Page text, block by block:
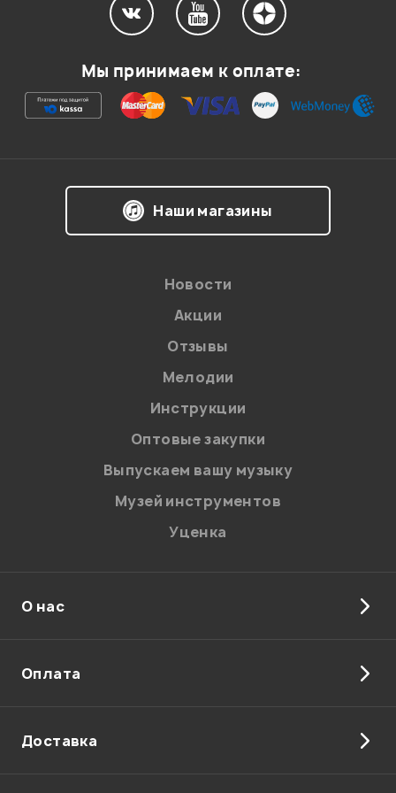
Ваша оценка:
на обработку персональных данных в
Политикой в отношении обработки
персональных данных.
Введите проверочное число:
Отправить
Мы принимаем к оплате:
Наши магазины
Новости
Акции
Отзывы
Мелодии
Инструкции
Оптовые закупки
Выпускаем вашу музыку
Музей инструментов
Уценка
О нас
Оплата
Доставка